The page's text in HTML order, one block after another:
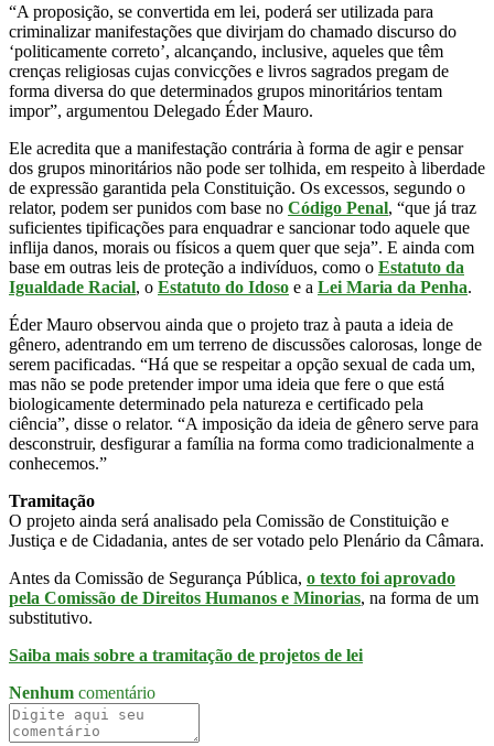
“A proposição, se convertida em lei, poderá ser utilizada para
criminalizar manifestações que divirjam do chamado discurso do
‘politicamente correto’, alcançando, inclusive, aqueles que têm
crenças religiosas cujas convicções e livros sagrados pregam de
forma diversa do que determinados grupos minoritários tentam
impor”, argumentou Delegado Éder Mauro.
Ele acredita que a manifestação contrária à forma de agir e pensar
dos grupos minoritários não pode ser tolhida, em respeito à liberdade
de expressão garantida pela Constituição. Os excessos, segundo o
relator, podem ser punidos com base no Código Penal, “que já traz
suficientes tipificações para enquadrar e sancionar todo aquele que
inflija danos, morais ou físicos a quem quer que seja”. E ainda com
base em outras leis de proteção a indivíduos, como o Estatuto da
Igualdade Racial, o Estatuto do Idoso e a Lei Maria da Penha.
Éder Mauro observou ainda que o projeto traz à pauta a ideia de
gênero, adentrando em um terreno de discussões calorosas, longe de
serem pacificadas. “Há que se respeitar a opção sexual de cada um,
mas não se pode pretender impor uma ideia que fere o que está
biologicamente determinado pela natureza e certificado pela
ciência”, disse o relator. “A imposição da ideia de gênero serve para
desconstruir, desfigurar a família na forma como tradicionalmente a
conhecemos.”
Tramitação
O projeto ainda será analisado pela Comissão de Constituição e
Justiça e de Cidadania, antes de ser votado pelo Plenário da Câmara.
Antes da Comissão de Segurança Pública, o texto foi aprovado
pela Comissão de Direitos Humanos e Minorias, na forma de um
substitutivo.
Saiba mais sobre a tramitação de projetos de lei
Nenhum comentário